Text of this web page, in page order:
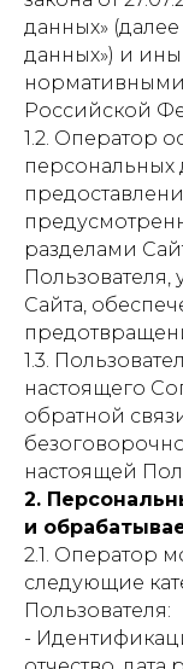
данных»
данных») и
Российской
1.2. Оператор
персональных
разделами
Пользователя,
Сайта,
1.3.
настоящего
обратной
настоящей
2.
и
2.1. Оператор
следующие
Пользователя:
-